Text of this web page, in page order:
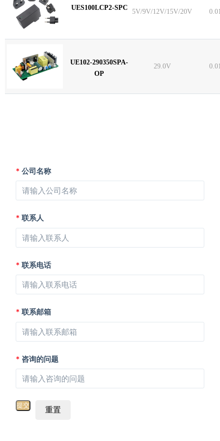
UES100LCP2-SPC
5V/9V/12V/15V/20V
UE102-290350SPA-
OP
29.0V
* 公司名称
* 联系人
* 联系电话
* 联系邮箱
* 咨询的问题
重置